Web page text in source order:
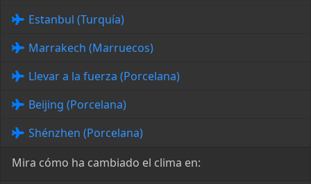
Estanbul (Turquía)
Marrakech (Marruecos)
Llevar a la fuerza (Porcelana)
Beijing (Porcelana)
Shénzhen (Porcelana)
Mira cómo ha cambiado el clima en: